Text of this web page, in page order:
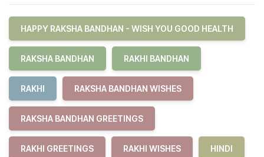
HAPPY RAKSHA BANDHAN - WISH YOU GOOD HEALTH
RAKSHA BANDHAN RAKHI BANDHAN
RAKHI RAKSHA BANDHAN WISHES
RAKSHA BANDHAN GREETINGS
RAKHI GREETINGS RAKHI WISHES HINDI